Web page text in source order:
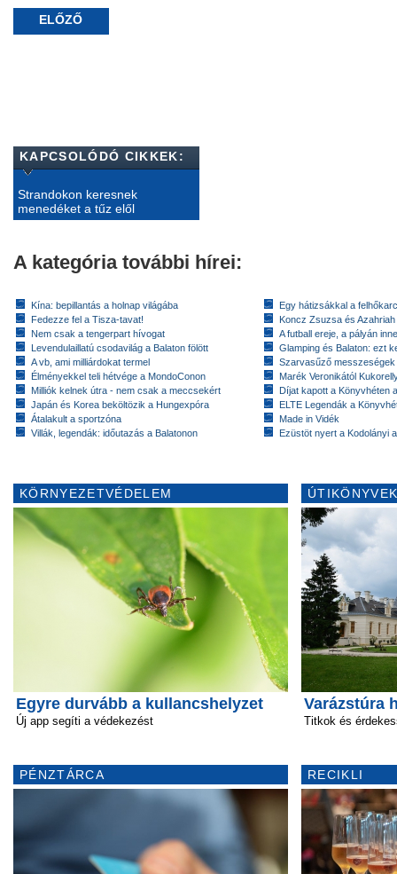
ELŐZŐ
KAPCSOLÓDÓ CIKKEK:
Strandokon keresnek
menedéket a tűz elől
A kategória további hírei:
Kína: bepillantás a holnap világába
Fedezze fel a Tisza-tavat!
Nem csak a tengerpart hívogat
Levendulaillatú csodavilág a Balaton fölött
A vb, ami milliárdokat termel
Élményekkel teli hétvége a MondoConon
Milliók kelnek útra - nem csak a meccsekért
Japán és Korea beköltözik a Hungexpóra
Átalakult a sportzóna
Villák, legendák: időutazás a Balatonon
Egy hátizsákkal a
Koncz Zsuzsa és
A futball ereje, a pályán
Glamping és Balaton: ezt
Szarvasűző messzeségek
Marék Veronikától
Díjat kapott a Könyvhéten
ELTE Legendák a
Made in Vidék
Ezüstöt nyert a Kodolányi
KÖRNYEZETVÉDELEM
Egyre durvább a kullancshelyzet
Új app segíti a védekezést
PÉNZTÁRCA
Varázstúra
Titkok és
RECIKLI